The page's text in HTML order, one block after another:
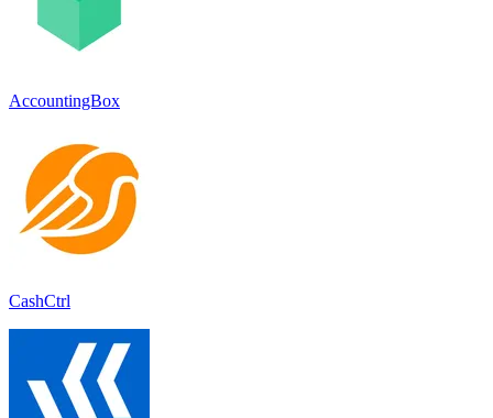
AccountingBox
CashCtrl